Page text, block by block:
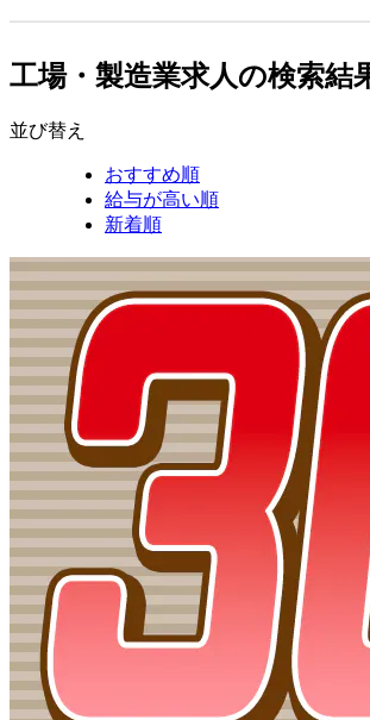
工場・製造業求人の検索結
並び替え
おすすめ順
給与が高い順
新着順